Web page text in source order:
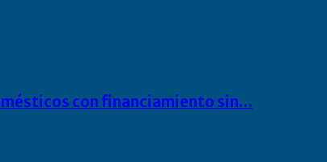
con financiamiento sin…